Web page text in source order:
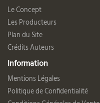
Le Concept
Les Producteurs
Plan du Site
Crédits Auteurs
Information
Mentions Légales
Politique de Confidentialité